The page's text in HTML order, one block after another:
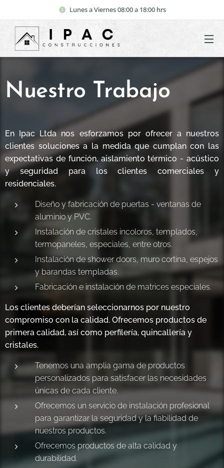
Lunes a Viernes 08:00 a 18:00 hrs
Nuestro Trabajo
En Ipac Ltda nos esforzamos por ofrecer a nuestros
clientes soluciones a la medida que cumplan con las
expectativas de función, aislamiento térmico - acústico
y seguridad para los clientes comerciales y
residenciales.
Diseño y fabricación de puertas - ventanas de
aluminio y PVC.
Instalación de cristales incoloros, templados,
termopaneles, especiales, entre otros.
Instalación de shower doors, muro cortina, espejos
y barandas templadas.
Fabricación e instalación de matrices especiales.
Los clientes deberían seleccionarnos por nuestro
compromiso con la calidad. Ofrecemos productos de
primera calidad, así como perfilería, quincallería y
cristales.
Tenemos una amplia gama de productos
personalizados para satisfacer las necesidades
únicas de cada cliente.
Ofrecemos un servicio de instalación profesional
para garantizar la seguridad y la fiabilidad de
nuestros productos.
Ofrecemos productos de alta calidad y
durabilidad.